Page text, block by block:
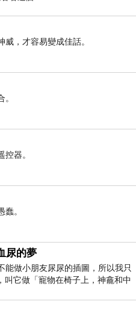
，才容易變成佳話。
器。
。
尿的夢
能做小朋友尿尿的插圖，所以我只
叫它做「寵物在椅子上，神龕和中
。 六月底